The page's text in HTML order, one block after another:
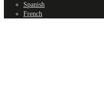
Spanish
French